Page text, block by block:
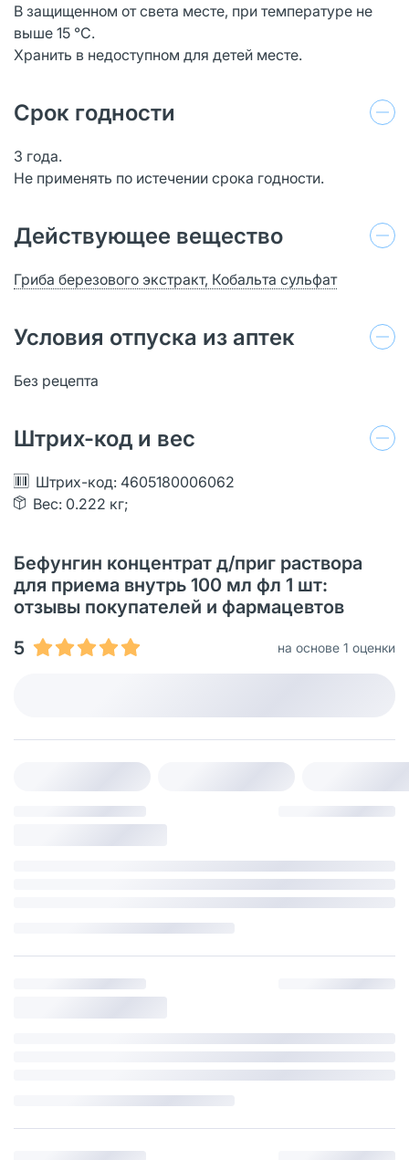
В защищенном от света месте, при температуре не
выше 15 °С.
Хранить в недоступном для детей месте.
Срок годности
3 года.
Не применять по истечении срока годности.
Действующее вещество
Гриба березового экстракт, Кобальта сульфат
Условия отпуска из аптек
Без рецепта
Штрих-код и вес
Штрих-код: 4605180006062
Вес: 0.222 кг;
Бефунгин концентрат д/приг раствора
для приема внутрь 100 мл фл 1 шт:
отзывы покупателей и фармацевтов
5
на основе 1 оценки